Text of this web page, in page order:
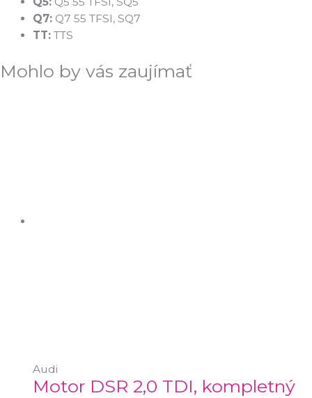
Q7:Q7 55 TFSI, SQ7
TT:TTS
Mohlo by vás zaujímať
Audi
Motor DSR 2,0 TDI, kompletný